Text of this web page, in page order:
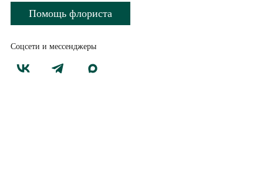
Помощь флориста
Соцсети и мессенджеры